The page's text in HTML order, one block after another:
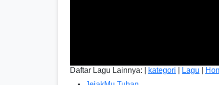
Daftar Lagu Lainnya: | kategori Lagu